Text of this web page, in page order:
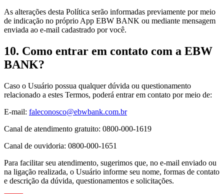
As alterações desta Política serão informadas previamente por meio
de indicação no próprio App EBW BANK ou mediante mensagem
enviada ao e-mail cadastrado por você.
10. Como entrar em contato com a EBW
BANK?
Caso o Usuário possua qualquer dúvida ou questionamento
relacionado a estes Termos, poderá entrar em contato por meio de:
E-mail: faleconosco@ebwbank.com.br
Canal de atendimento gratuito: 0800-000-1619
Canal de ouvidoria: 0800-000-1651
Para facilitar seu atendimento, sugerimos que, no e-mail enviado ou
na ligação realizada, o Usuário informe seu nome, formas de contato
e descrição da dúvida, questionamentos e solicitações.